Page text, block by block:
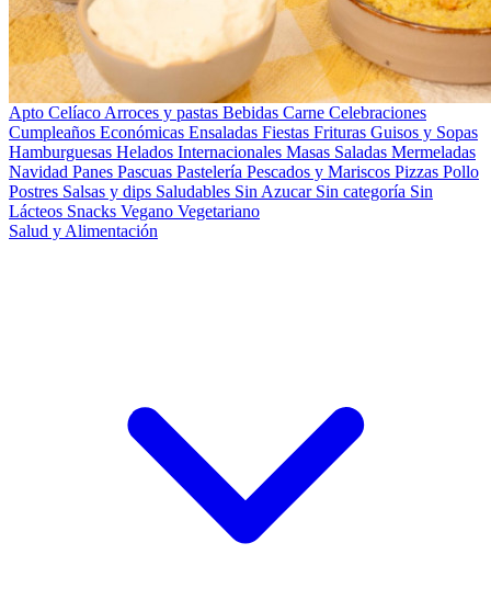
Apto Celíaco Arroces y pastas Bebidas Carne Celebraciones
Cumpleaños Económicas Ensaladas Fiestas Frituras Guisos y Sopas
Hamburguesas Helados Internacionales Masas Saladas Mermeladas
Navidad Panes Pascuas Pastelería Pescados y Mariscos Pizzas Pollo
Postres Salsas y dips Saludables Sin Azucar Sin categoría Sin
Lácteos Snacks Vegano Vegetariano
Salud y Alimentación